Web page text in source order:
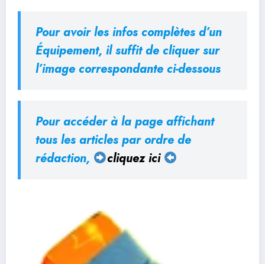
Pour avoir les infos complètes d’un
Équipement, il suffit de cliquer sur
l’image correspondante ci-dessous
Pour accéder à la page affichant
tous les articles par ordre de
rédaction,
cliquez ici